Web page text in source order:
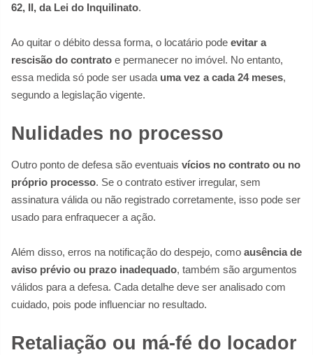
62, II, da Lei do Inquilinato.
Ao quitar o débito dessa forma, o locatário pode evitar a
rescisão do contrato e permanecer no imóvel. No entanto,
essa medida só pode ser usada uma vez a cada 24 meses,
segundo a legislação vigente.
Nulidades no processo
Outro ponto de defesa são eventuais vícios no contrato ou no
próprio processo. Se o contrato estiver irregular, sem
assinatura válida ou não registrado corretamente, isso pode ser
usado para enfraquecer a ação.
Além disso, erros na notificação do despejo, como ausência de
aviso prévio ou prazo inadequado, também são argumentos
válidos para a defesa. Cada detalhe deve ser analisado com
cuidado, pois pode influenciar no resultado.
Retaliação ou má-fé do locador